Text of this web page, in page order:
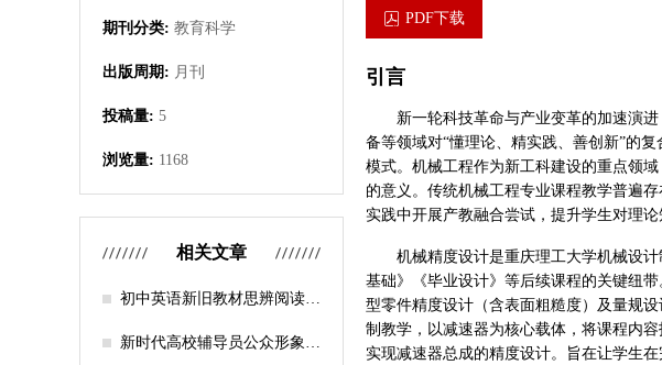
期刊分类: 教育科学
出版周期: 月刊
投稿量: 5
浏览量: 1168
相关文章
初中英语新旧教材思辨阅读任
新时代高校辅导员公众形象塑
PDF下载
引言
新一轮科技革命与产业变革的加速演
备等领域对“懂理论、精实践、善创新”的
模式。机械工程作为新工科建设的重点领
的意义。传统机械工程专业课程教学普遍
实践中开展产教融合尝试，提升学生对理
机械精度设计是重庆理工大学机械设
基础》《毕业设计》等后续课程的关键纽
型零件精度设计（含表面粗糙度）及量规
制教学，以减速器为核心载体，将课程内
实现减速器总成的精度设计。旨在让学生